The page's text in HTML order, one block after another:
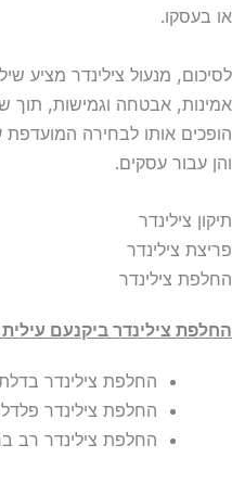
או בעסקו.
לסיכום, מנעול צילינדר מציע
אמינות, אבטחה וגמישות, תוך
הופכים אותו לבחירה
והן עבור עסקים.
תיקון צילינדר
פריצת צילינדר
החלפת צילינדר
החלפת צילינדר ביקנעם
החלפת צילינדר
החלפת צילינדר
החלפת צילינדר רב